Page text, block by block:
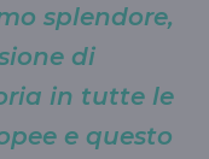
splendore,
di
in tutte le
e questo